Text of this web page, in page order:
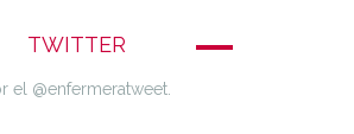
TWITTER
el @enfermeratweet.